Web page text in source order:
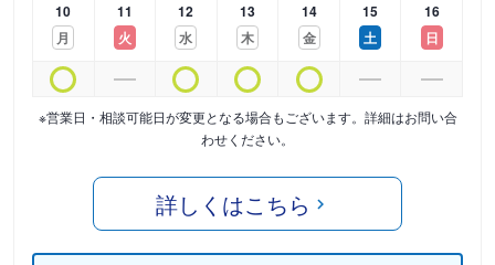
10
月
11
火
12
水
13
木
14
金
15
土
16
日
※営業日・相談可能日が変更となる場合もございます。詳細はお問い合
わせください。
詳しくはこちら